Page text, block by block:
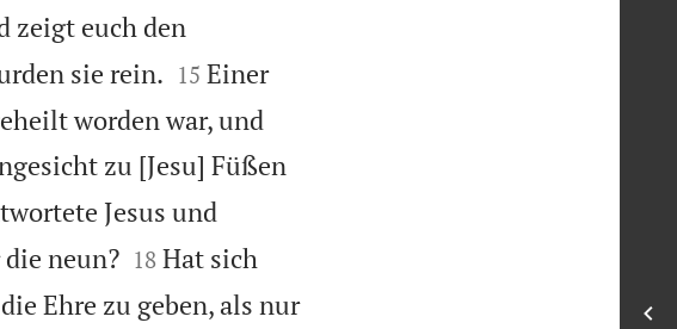
zeigt euch den
sie rein.
15 Einer
worden war, und
zu [Jesu] Füßen
Jesus und
neun?
18 Hat sich
Ehre zu geben, als nur